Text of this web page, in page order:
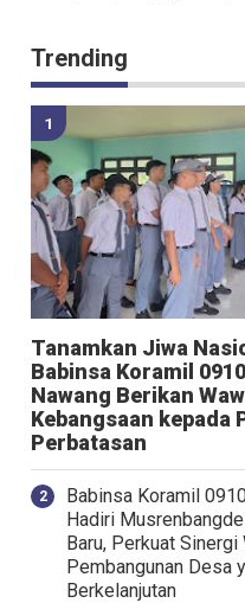
Trending
Tanamkan Jiwa
Babinsa Koramil
Nawang Berikan
Kebangsaan kepada
Perbatasan
Babinsa Koramil
Hadiri
Baru, Perkuat Sinergi
Pembangunan Desa
Berkelanjutan